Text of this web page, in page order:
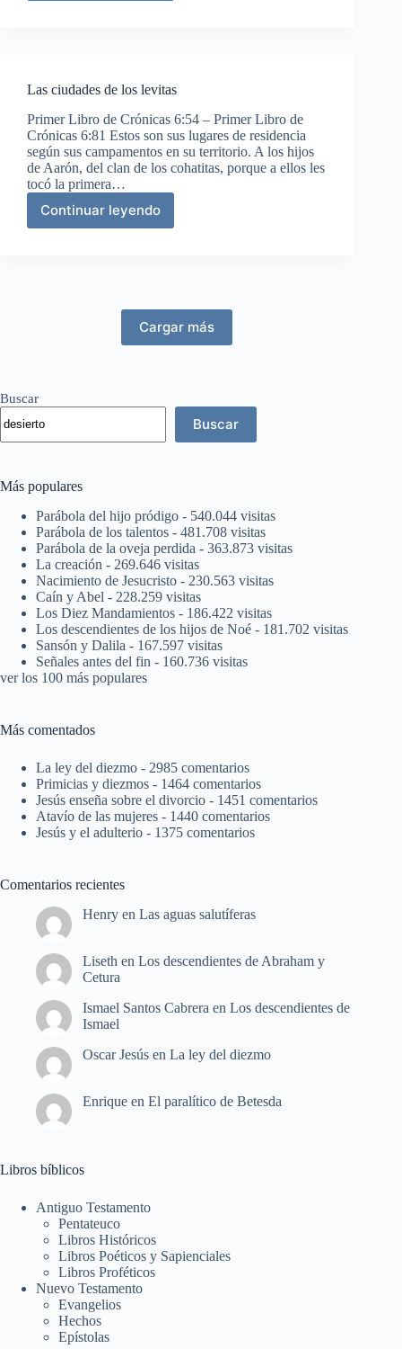
Las ciudades de los levitas
Primer Libro de Crónicas 6:54 – Primer Libro de
Crónicas 6:81 Estos son sus lugares de residencia
según sus campamentos en su territorio. A los hijos
de Aarón, del clan de los cohatitas, porque a ellos les
tocó la primera…
Continuar leyendo
Las
Cargar más
Buscar
Buscar
Más populares
Parábola del hijo pródigo - 540.044 visitas
Parábola de los talentos - 481.708 visitas
Parábola de la oveja perdida - 363.873 visitas
La creación - 269.646 visitas
Nacimiento de Jesucristo - 230.563 visitas
Caín y Abel - 228.259 visitas
Los Diez Mandamientos - 186.422 visitas
Los descendientes de los hijos de Noé - 181.702 visitas
Sansón y Dalila - 167.597 visitas
Señales antes del fin - 160.736 visitas
ver los 100 más populares
Más comentados
La ley del diezmo - 2985 comentarios
Primicias y diezmos - 1464 comentarios
Jesús enseña sobre el divorcio - 1451 comentarios
Atavío de las mujeres - 1440 comentarios
Jesús y el adulterio - 1375 comentarios
Comentarios recientes
Henry en Las aguas salutíferas
Liseth en Los descendientes de Abraham y
Cetura
Ismael Santos Cabrera en Los descendientes de
Ismael
Oscar Jesús en La ley del diezmo
Enrique en El paralítico de Betesda
Libros bíblicos
Antiguo Testamento
Pentateuco
Libros Históricos
Libros Poéticos y Sapienciales
Libros Proféticos
Nuevo Testamento
Evangelios
Hechos
Epístolas